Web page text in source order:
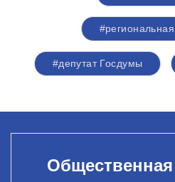
#депутат Госдумы